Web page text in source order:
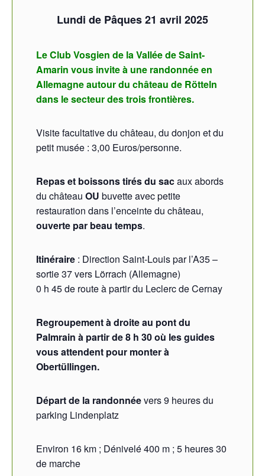
Lundi de Pâques 21 avril 2025
Le Club Vosgien de la Vallée de Saint-
Amarin vous invite à une randonnée en
Allemagne autour du château de Rötteln
dans le secteur des trois frontières.
Visite facultative du château, du donjon et du
petit musée : 3,00 Euros/personne.
Repas et boissons tirés du sacaux abords
du château OU buvette avec petite
restauration dans l’enceinte du château,
ouverte par beau temps.
Itinéraire : Direction Saint-Louis par l’A35 –
sortie 37 vers Lörrach (Allemagne)
0 h 45 de route à partir du Leclerc de Cernay
Regroupement à droite au pont du
Palmrain à partir de 8 h 30 où les guides
vous attendent pour monter à
Obertüllingen.
Départ de la randonnéevers 9 heures du
parking Lindenplatz
Environ 16 km ; Dénivelé 400 m ; 5 heures 30
de marche